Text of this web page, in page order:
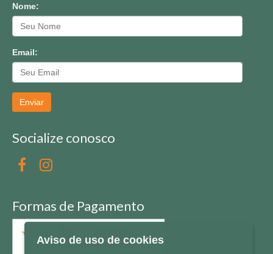
Nome:
Email:
Enviar
Socialize conosco
Formas de Pagamento
Aviso de uso de cookies